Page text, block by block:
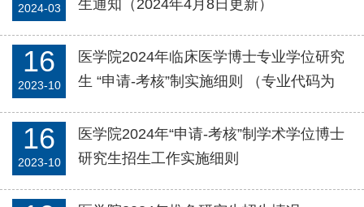
2024-03
生通知（2024年4月8日更新）
16
2023-10
医学院2024年临床医学博士专业学位研究
生 “申请-考核”制实施细则 （专业代码为
16
2023-10
医学院2024年“申请-考核”制学术学位博士
研究生招生工作实施细则